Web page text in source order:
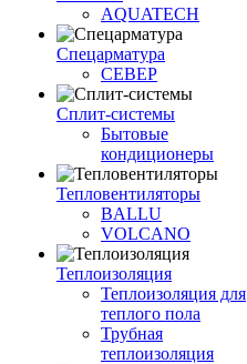
AQUATECH
Спецарматура
СЕВЕР
Сплит-системы
Бытовые
кондиционеры
Тепловентиляторы
BALLU
VOLCANO
Теплоизоляция
Теплоизоляция для
теплого пола
Трубная
теплоизоляция